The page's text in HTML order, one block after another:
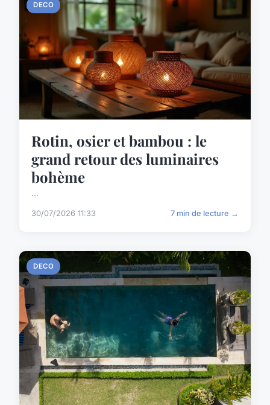
DECO
Rotin, osier et bambou : le
grand retour des luminaires
bohème
...
30/07/2026 11:33 7 min de lecture →
DECO